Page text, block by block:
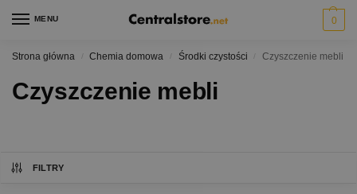
MENU 0
Strona główna / Chemia domowa / Środki czystości Czyszczenie mebli
Czyszczenie mebli
FILTRY